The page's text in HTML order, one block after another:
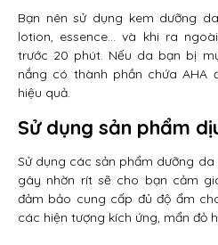
Bạn nên sử dụng kem dưỡng
lotion, essence… và khi ra
trước 20 phút. Nếu da bạn bị
nắng có thành phần chứa AHA
hiệu quả.
Sử dụng sản phẩm
Sử dụng các sản phẩm dưỡng
gây nhờn rít sẽ cho bạn cảm
đảm bảo cung cấp đủ độ ẩm
các hiện tượng kích ứng, mẩn đỏ